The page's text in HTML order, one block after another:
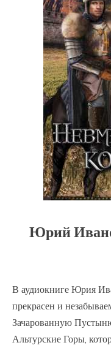
Юрий
В аудиокниге Юрия
прекрасен и
Зачарованную
Альтурские Горы,